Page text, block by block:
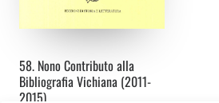
58. Nono Contributo alla
Bibliografia Vichiana (2011-
2015)